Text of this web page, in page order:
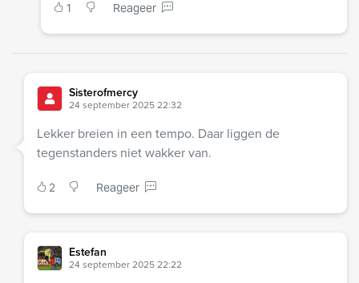
1 Reageer
Sisterofmercy
24 september 2025 22:32
Lekker breien in een tempo. Daar liggen de
tegenstanders niet wakker van.
2 Reageer
Estefan
24 september 2025 22:22